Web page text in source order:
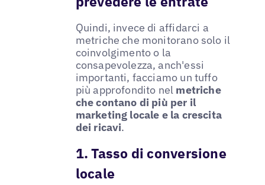
Quindi, invece di affidarci a
metriche che monitorano solo il
coinvolgimento o la
consapevolezza, anch'essi
importanti, facciamo un tuffo
più approfondito nel metriche
che contano di più per il
marketing locale e la crescita
dei ricavi.
1. Tasso di conversione
locale